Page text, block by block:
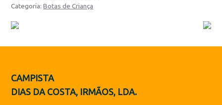
Botas de Criança
ES
Categoria:Botas de Criança
CAMPISTA
DIAS DA COSTA, IRMÃOS, LDA.